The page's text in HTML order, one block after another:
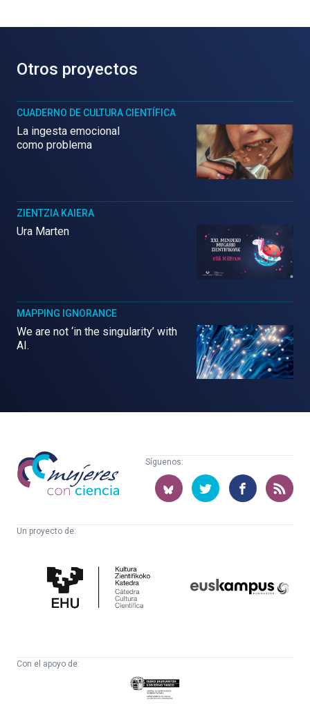
Otros proyectos
CUADERNO DE CULTURA CIENTÍFICA
La ingesta emocional
como problema
ZIENTZIA KAIERA
Ura Marten
MAPPING IGNORANCE
We are not ‘in the singularity’ with
AI.
Mujeres
con
ciencia
Síguenos:
Un proyecto de:
Cultura
Científica
Con el apoyo de:
Eusko
Jaurlaritza